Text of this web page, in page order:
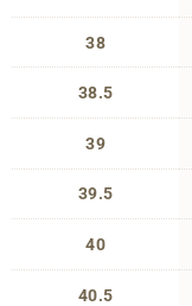
38
38.5
39
39.5
40
40.5